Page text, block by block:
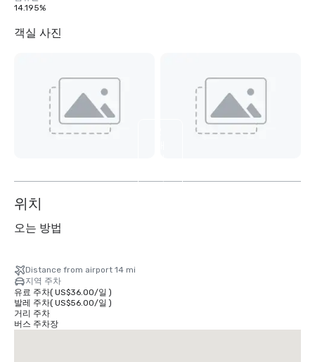
14.195%
객실 사진
기
위치
오는 방법
Distance from airport 14 mi
지역 주차
유료 주차( US$36.00/일 )
발레 주차( US$56.00/일 )
거리 주차
버스 주차장